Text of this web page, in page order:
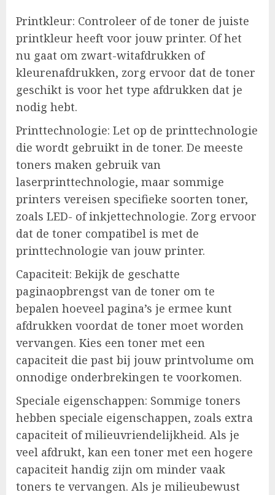
Printkleur: Controleer of de toner de juiste
printkleur heeft voor jouw printer. Of het
nu gaat om zwart-witafdrukken of
kleurenafdrukken, zorg ervoor dat de toner
geschikt is voor het type afdrukken dat je
nodig hebt.
Printtechnologie: Let op de printtechnologie
die wordt gebruikt in de toner. De meeste
toners maken gebruik van
laserprinttechnologie, maar sommige
printers vereisen specifieke soorten toner,
zoals LED- of inkjettechnologie. Zorg ervoor
dat de toner compatibel is met de
printtechnologie van jouw printer.
Capaciteit: Bekijk de geschatte
paginaopbrengst van de toner om te
bepalen hoeveel pagina’s je ermee kunt
afdrukken voordat de toner moet worden
vervangen. Kies een toner met een
capaciteit die past bij jouw printvolume om
onnodige onderbrekingen te voorkomen.
Speciale eigenschappen: Sommige toners
hebben speciale eigenschappen, zoals extra
capaciteit of milieuvriendelijkheid. Als je
veel afdrukt, kan een toner met een hogere
capaciteit handig zijn om minder vaak
toners te vervangen. Als je milieubewust